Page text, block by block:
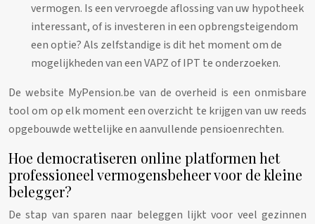
vermogen. Is een vervroegde aflossing van uw hypotheek
interessant, of is investeren in een opbrengsteigendom
een optie? Als zelfstandige is dit het moment om de
mogelijkheden van een VAPZ of IPT te onderzoeken.
De website MyPension.be van de overheid is een onmisbare
tool om op elk moment een overzicht te krijgen van uw reeds
opgebouwde wettelijke en aanvullende pensioenrechten.
Hoe democratiseren online platformen het
professioneel vermogensbeheer voor de kleine
belegger?
De stap van sparen naar beleggen lijkt voor veel gezinnen